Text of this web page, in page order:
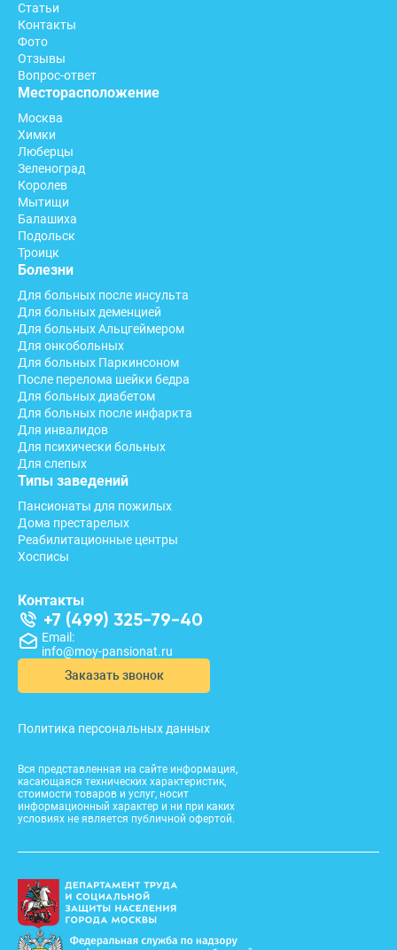
Вся представленная на сайте информация,
касающаяся технических характеристик,
стоимости товаров и услуг, носит
информационный характер и ни при каких
условиях не является публичной офертой.
Статьи
Контакты
Фото
Отзывы
Вопрос-ответ
Месторасположение
Москва
Химки
Люберцы
Зеленоград
Королев
Мытищи
Балашиха
Подольск
Троицк
Болезни
Для больных после инсульта
Для больных деменцией
Для больных Альцгеймером
Для онкобольных
Для больных Паркинсоном
После перелома шейки бедра
Для больных диабетом
Для больных после инфаркта
Для инвалидов
Для психически больных
Для слепых
Типы заведений
Пансионаты для пожилых
Дома престарелых
Реабилитационные центры
Хосписы
Контакты
+7 (499) 325-79-40
Email:
info@moy-pansionat.ru
Заказать звонок
Политика персональных данных